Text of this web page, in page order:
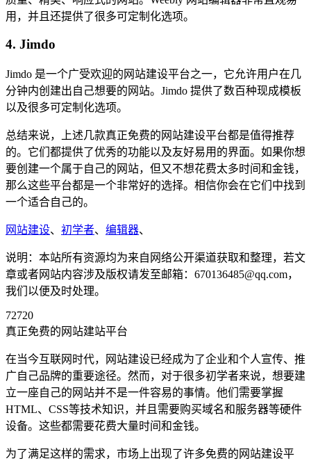
用，并且还提供了很多可定制化选项。
4. Jimdo
Jimdo 是一个广受欢迎的网站建设平台之一，它允许用户在几
分钟内创建出自己想要的网站。Jimdo 提供了数百种现成模板
以及很多可定制化选项。
总结来说，上述几款真正免费的网站建设平台都是值得推荐
的。它们都提供了优秀的功能以及友好易用的界面。如果你想
要创建一个属于自己的网站，但又不想花费太多时间和金钱，
那么这些平台都是一个非常好的选择。相信你会在它们中找到
一个适合自己的。
网站建设、 初学者、 编辑器、
说明：本站所有资源均为来自网络公开渠道获取和整理，若文
章或者网站内容涉及版权请发至邮箱：670136485@qq.com，
我们以便及时处理。
72720
真正免费的网站建站平台
在当今互联网时代，网站建设已经成为了企业和个人宣传、推
广自己品牌的重要途径。然而，对于很多初学者来说，想要建
立一座自己的网站并不是一件容易的事情。他们需要掌握
HTML、CSS等技术知识，并且需要购买域名和服务器等硬件
设备。这些都需要花费大量时间和金钱。
为了满足这样的需求，市场上出现了许多免费的网站建设平